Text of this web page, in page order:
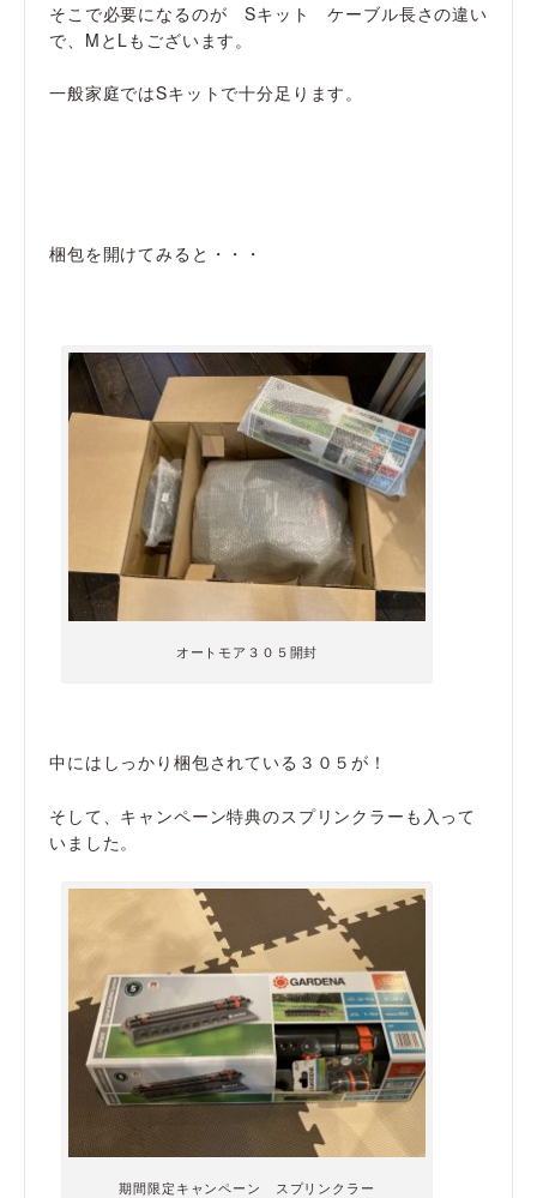
そこで必要になるのが Sキット ケーブル長さの違い
で、MとLもございます。
一般家庭ではSキットで十分足ります。
梱包を開けてみると・・・
オートモア３０５開封
中にはしっかり梱包されている３０５が！
そして、キャンペーン特典のスプリンクラーも入って
いました。
期間限定キャンペーン スプリンクラー